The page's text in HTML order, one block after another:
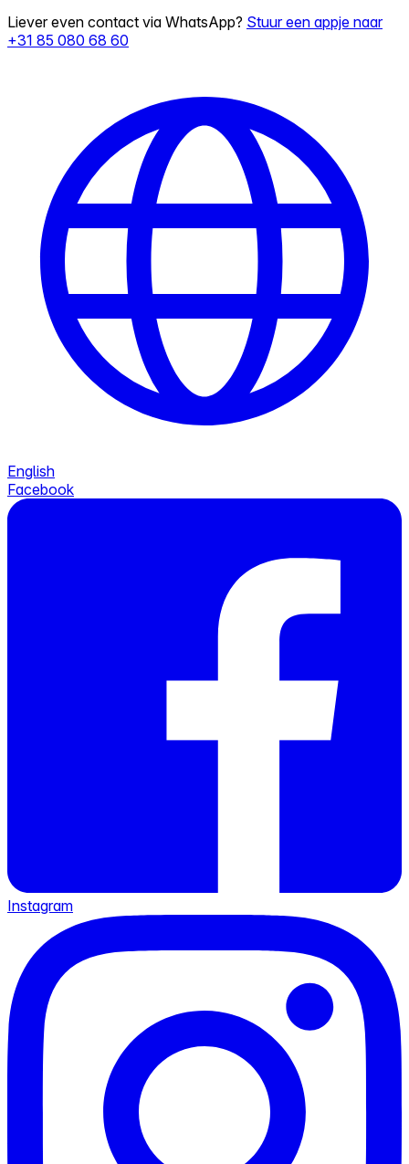
Liever even contact via WhatsApp? Stuur een appje naar
+31 85 080 68 60
English
Facebook
Instagram